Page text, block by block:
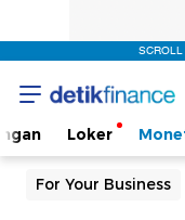
Loker
For Your Business